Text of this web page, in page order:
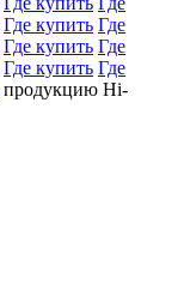
Где купить Где
Где купить Где
Где купить Где
продукцию Hi-